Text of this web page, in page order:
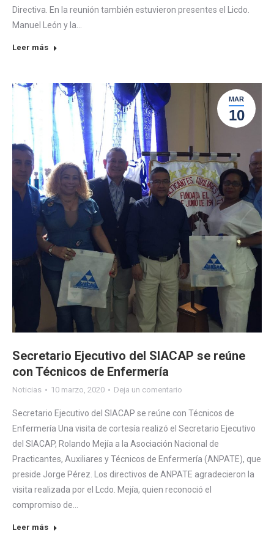
Directiva. En la reunión también estuvieron presentes el Licdo.
Manuel León y la…
Leer más
MAR
10
Secretario Ejecutivo del SIACAP se reúne
con Técnicos de Enfermería
Noticias 10 marzo, 2020 Deja un comentario
Secretario Ejecutivo del SIACAP se reúne con Técnicos de
Enfermería Una visita de cortesía realizó el Secretario Ejecutivo
del SIACAP, Rolando Mejía a la Asociación Nacional de
Practicantes, Auxiliares y Técnicos de Enfermería (ANPATE), que
preside Jorge Pérez. Los directivos de ANPATE agradecieron la
visita realizada por el Lcdo. Mejía, quien reconoció el
compromiso de…
Leer más